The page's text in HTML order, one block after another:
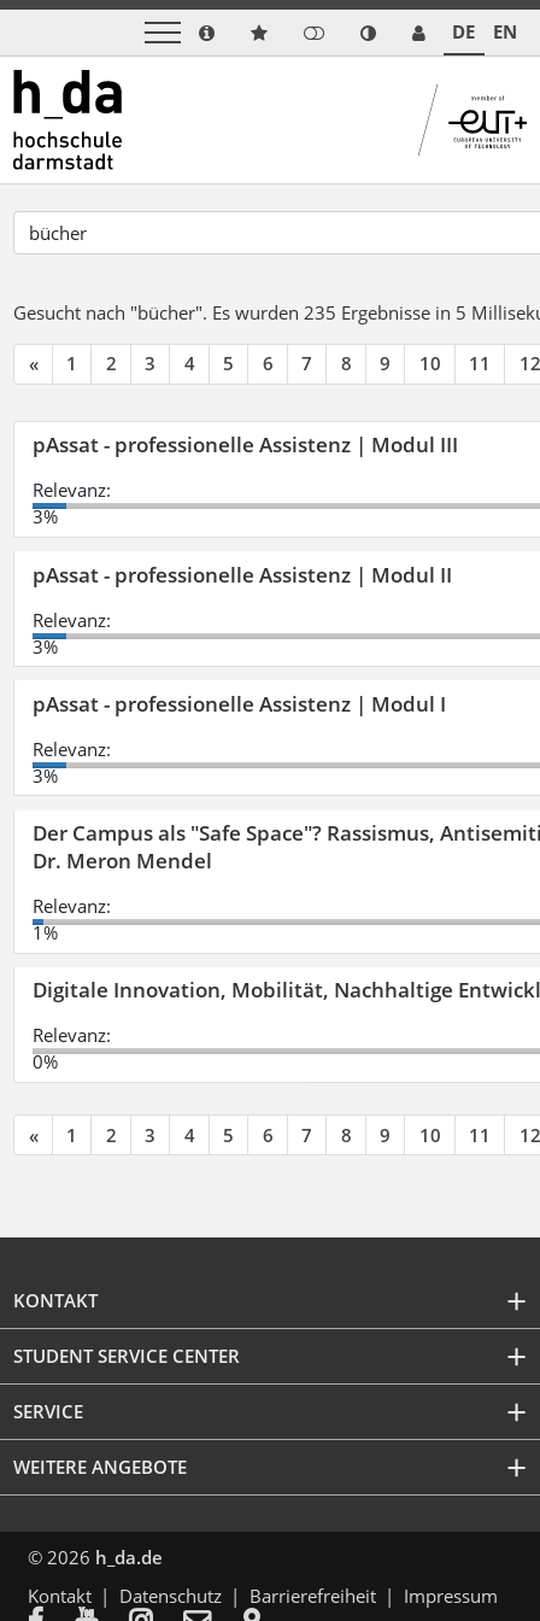
DE EN
Gesucht nach "bücher". Es wurden 235 Ergebnisse in 5
« 1 2 3 4 5 6 7 8 9 10 11 12
pAssat - professionelle Assistenz | Modul III
Relevanz:
3%
pAssat - professionelle Assistenz | Modul II
Relevanz:
3%
pAssat - professionelle Assistenz | Modul I
Relevanz:
3%
Der Campus als "Safe Space"? Rassismus,
Dr. Meron Mendel
Relevanz:
1%
Digitale Innovation, Mobilität, Nachhaltige
Relevanz:
0%
« 1 2 3 4 5 6 7 8 9 10 11 12
KONTAKT
STUDENT SERVICE CENTER
SERVICE
WEITERE ANGEBOTE
© 2026 h_da.de
Kontakt
Datenschutz Barrierefreiheit Impressum